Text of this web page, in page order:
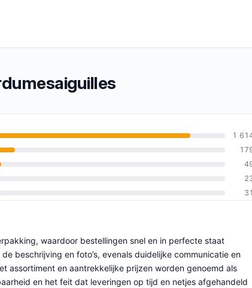
1
31
waardoor bestellingen snel en in perfecte staat
beschrijving en foto’s, evenals duidelijke communicatie en
assortiment en aantrekkelijke prijzen worden genoemd als
en het feit dat leveringen op tijd en netjes afgehandeld